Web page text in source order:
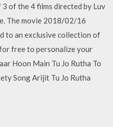
of the 4 films directed by Luv
The movie 2018/02/16
to an exclusive collection of
free to personalize your
Hoon Main Tu Jo Rutha To
Song Arijit Tu Jo Rutha